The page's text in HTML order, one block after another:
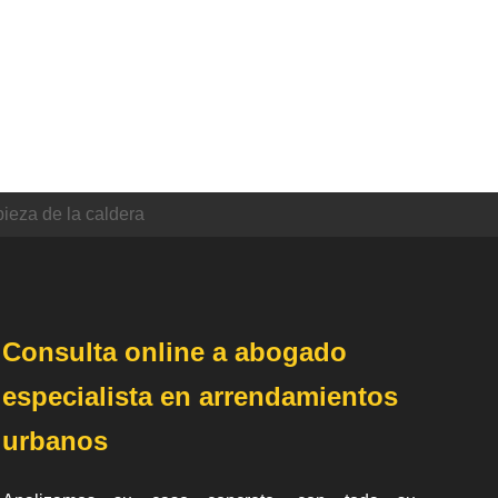
de la caldera
Consulta online a abogado
especialista en arrendamientos
urbanos